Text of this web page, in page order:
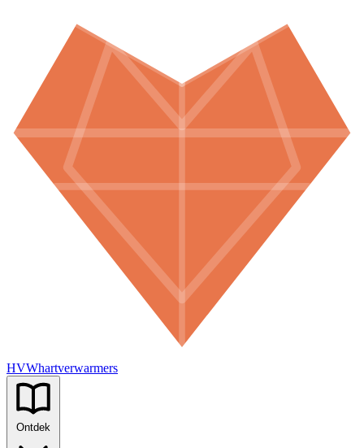
HVWhartverwarmers
Ontdek